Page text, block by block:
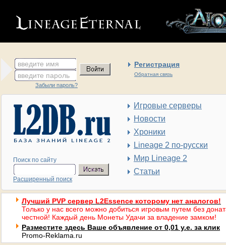
введите имя Регистрация
Обратная связь
введите пароль
Забыли пароль?
Поиск по сайту
Расширенный поиск
Игровые серверы
Новости
Хроники
Lineage 2 по-русски
Мир Lineage 2
Статьи
Лучший PVP сервер L2Essence которому нет аналогов!
Только у нас всего можно добиться игровым путем без
честной! Каждый день Монеты Удачи за владение замком!
Разместите здесь Ваше объявление от 0,01 у.е. за клик
Promo-Reklama.ru